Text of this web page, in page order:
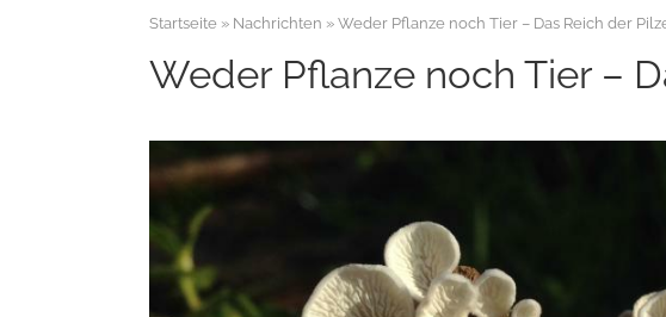
Startseite» Nachrichten » Weder Pflanze noch Tier – Das Reich der
Weder Pflanze noch Tier –